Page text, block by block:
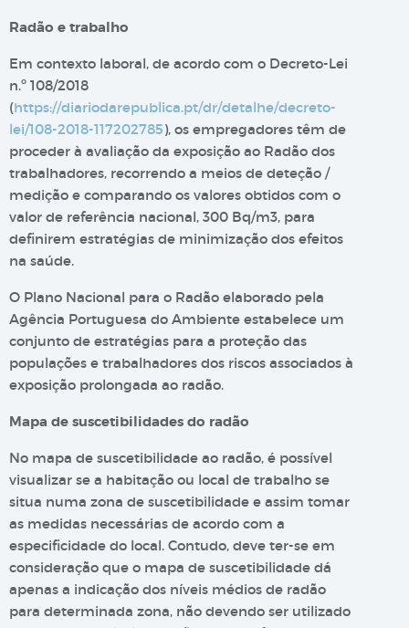
Radão e trabalho
Em contexto laboral, de acordo com o Decreto-Lei
n.º 108/2018
(https://diariodarepublica.pt/dr/detalhe/decreto-
lei/108-2018-117202785), os empregadores têm de
proceder à avaliação da exposição ao Radão dos
trabalhadores, recorrendo a meios de deteção /
medição e comparando os valores obtidos com o
valor de referência nacional, 300 Bq/m3, para
definirem estratégias de minimização dos efeitos
na saúde.
O Plano Nacional para o Radão elaborado pela
Agência Portuguesa do Ambiente estabelece um
conjunto de estratégias para a proteção das
populações e trabalhadores dos riscos associados à
exposição prolongada ao radão.
Mapa de suscetibilidades do radão
No mapa de suscetibilidade ao radão, é possível
visualizar se a habitação ou local de trabalho se
situa numa zona de suscetibilidade e assim tomar
as medidas necessárias de acordo com a
especificidade do local. Contudo, deve ter-se em
consideração que o mapa de suscetibilidade dá
apenas a indicação dos níveis médios de radão
para determinada zona, não devendo ser utilizado